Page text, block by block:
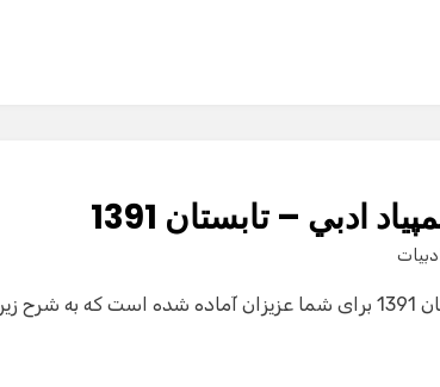
ادبي – تابستان 1391
ادبیات
اعلام مدال هاي كشوري المپیاد ادبي – تابستان 1391 برای شما عزیزان آماده شده است که به شرح زیر
ایمیل
شروع گفت‌وگو